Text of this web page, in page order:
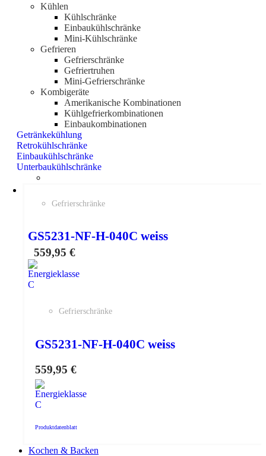
Kühlen
Kühlschränke
Einbaukühlschränke
Mini-Kühlschränke
Gefrieren
Gefrierschränke
Gefriertruhen
Mini-Gefrierschränke
Kombigeräte
Amerikanische Kombinationen
Kühlgefrierkombinationen
Einbaukombinationen
Getränkekühlung
Retrokühlschränke
Einbaukühlschränke
Unterbaukühlschränke
Gefrierschränke
GS5231-NF-H-040C weiss
559,95€
Gefrierschränke
GS5231-NF-H-040C weiss
559,95€
Produktdatenblatt
Kochen & Backen